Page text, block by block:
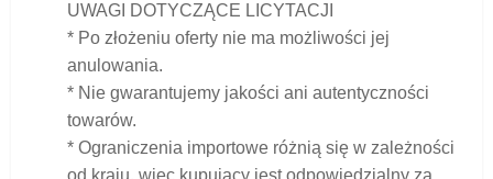
UWAGI DOTYCZĄCE LICYTACJI
* Po złożeniu oferty nie ma możliwości jej
anulowania.
* Nie gwarantujemy jakości ani autentyczności
towarów.
* Ograniczenia importowe różnią się w zależności
od kraju, więc kupujący jest odpowiedzialny za